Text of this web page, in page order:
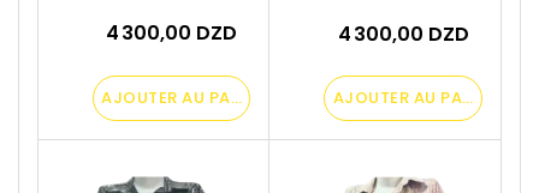
4 300,00 DZD
AJOUTER AU PANIER
4 300,00 DZD
AJOUTER AU PANIER